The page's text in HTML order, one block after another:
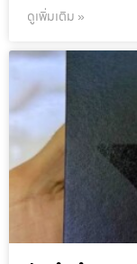
ดูเพิ่มเติม »